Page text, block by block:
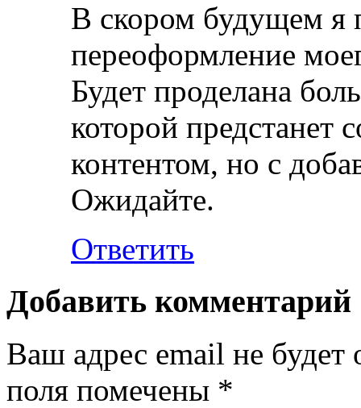
В скором будущем я
переоформление
Будет проделана
которой предстанет
контентом, но с
Ожидайте.
Ответить
Добавить комментарий
Ваш адрес email не будет
поля помечены *